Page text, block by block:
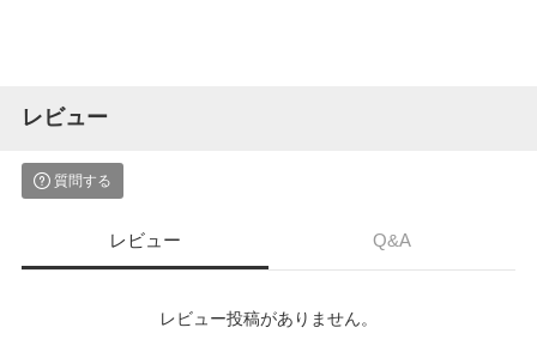
レビュー
質問する
レビュー Q&A
レビュー投稿がありません。